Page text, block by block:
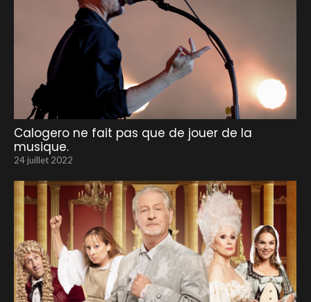
Calogero ne fait pas que de jouer de la
musique.
24 juillet 2022